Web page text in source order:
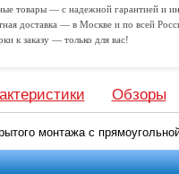
товары — с надежной гарантией и
доставка — в Москве и по всей
к заказу — только для вас!
Обзоры
монтажа с